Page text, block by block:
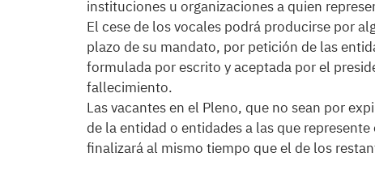
instituciones u organizaciones a quien
El cese de los vocales podrá producirse por
plazo de su mandato, por petición de las
formulada por escrito y aceptada por el
fallecimiento.
Las vacantes en el Pleno, que no sean por
de la entidad o entidades a las que
finalizará al mismo tiempo que el de los